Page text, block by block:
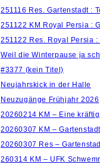
251116 Res. Gartenstadt :
251122 KM Royal Persia :
251122 Res. Royal Persia
Weil die Winterpause ja
#3377 (kein Titel)
Neujahrskick in der Halle
Neuzugänge Frühjahr 2026
20260214 KM – Eine
20260307 KM –
20260307 Res –
260314 KM – UFK